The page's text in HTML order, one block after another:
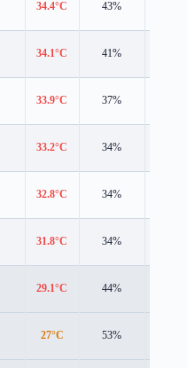
34.4°C 43%
34.1°C 41%
33.9°C 37%
33.2°C 34%
32.8°C 34%
31.8°C 34%
29.1°C 44%
27°C 53%